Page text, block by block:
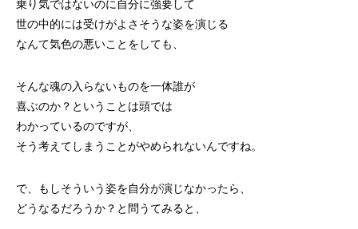
乗り気ではないのに自分に強要して
世の中的には受けがよさそうな姿を演じる
なんて気色の悪いことをしても、
そんな魂の入らないものを一体誰が
喜ぶのか？ということは頭では
わかっているのですが、
そう考えてしまうことがやめられないんですね。
で、もしそういう姿を自分が演じなかったら、
どうなるだろうか？と問うてみると、